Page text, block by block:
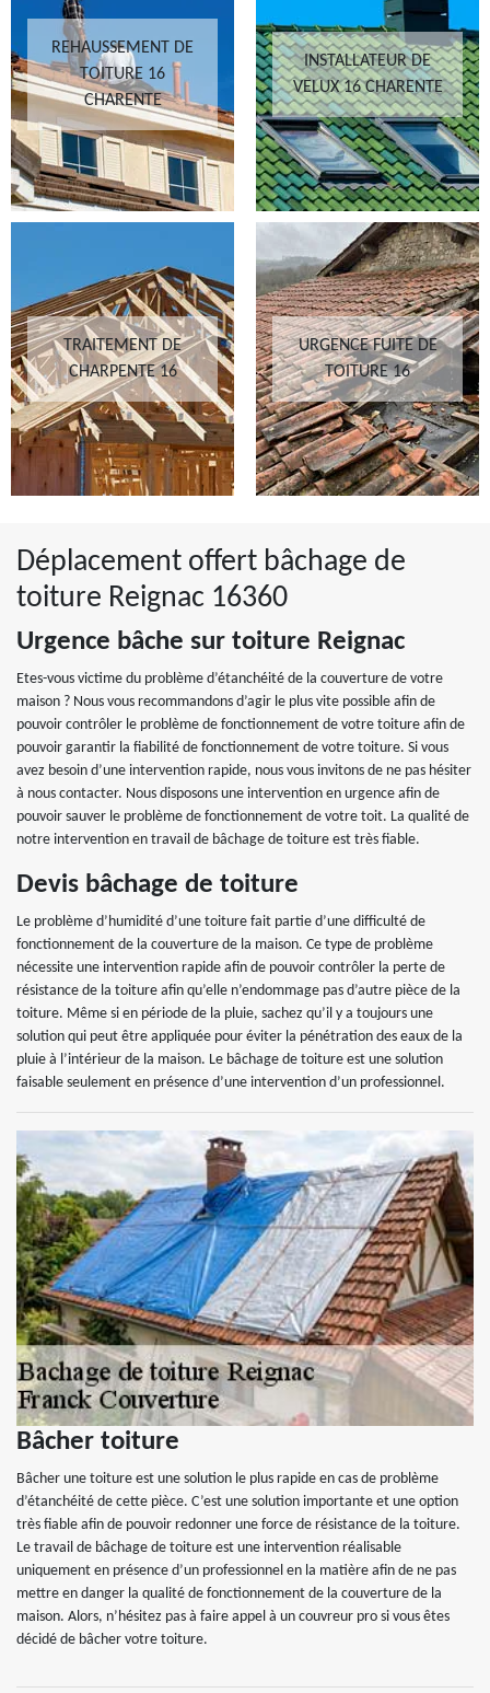
REHAUSSEMENT DE
TOITURE 16
CHARENTE
INSTALLATEUR DE
VELUX 16 CHARENTE
TRAITEMENT DE
CHARPENTE 16
URGENCE FUITE DE
TOITURE 16
Déplacement offert bâchage de
toiture Reignac 16360
Urgence bâche sur toiture Reignac
Etes-vous victime du problème d’étanchéité de la couverture de votre
maison ? Nous vous recommandons d’agir le plus vite possible afin de
pouvoir contrôler le problème de fonctionnement de votre toiture afin de
pouvoir garantir la fiabilité de fonctionnement de votre toiture. Si vous
avez besoin d’une intervention rapide, nous vous invitons de ne pas hésiter
à nous contacter. Nous disposons une intervention en urgence afin de
pouvoir sauver le problème de fonctionnement de votre toit. La qualité de
notre intervention en travail de bâchage de toiture est très fiable.
Devis bâchage de toiture
Le problème d’humidité d’une toiture fait partie d’une difficulté de
fonctionnement de la couverture de la maison. Ce type de problème
nécessite une intervention rapide afin de pouvoir contrôler la perte de
résistance de la toiture afin qu’elle n’endommage pas d’autre pièce de la
toiture. Même si en période de la pluie, sachez qu’il y a toujours une
solution qui peut être appliquée pour éviter la pénétration des eaux de la
pluie à l’intérieur de la maison. Le bâchage de toiture est une solution
faisable seulement en présence d’une intervention d’un professionnel.
Bâcher toiture
Bâcher une toiture est une solution le plus rapide en cas de problème
d’étanchéité de cette pièce. C’est une solution importante et une option
très fiable afin de pouvoir redonner une force de résistance de la toiture.
Le travail de bâchage de toiture est une intervention réalisable
uniquement en présence d’un professionnel en la matière afin de ne pas
mettre en danger la qualité de fonctionnement de la couverture de la
maison. Alors, n’hésitez pas à faire appel à un couvreur pro si vous êtes
décidé de bâcher votre toiture.